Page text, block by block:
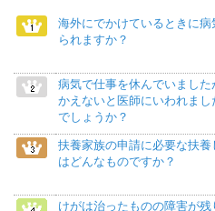
海外にでかけているときに
られますか？
病気で仕事を休んでいまし
かえないと医師にいわれま
でしょうか？
扶養家族の申請に必要な扶
はどんなものですか？
けがは治ったものの障害が